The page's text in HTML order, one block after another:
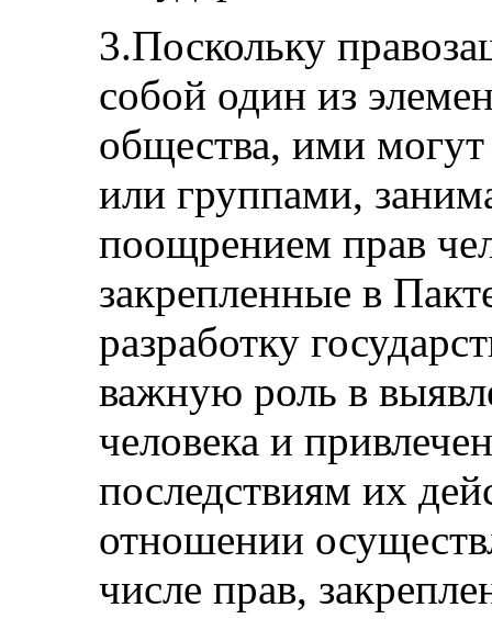
3.Поскольку
собой один из
общества, ими
или группами,
поощрением прав
закрепленные в
разработку
важную роль в
человека и
последствиям их
отношении
числе прав,